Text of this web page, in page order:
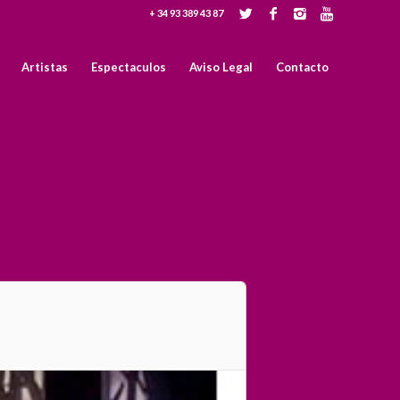
+ 34 93 389 43 87
Artistas Espectaculos Aviso Legal Contacto